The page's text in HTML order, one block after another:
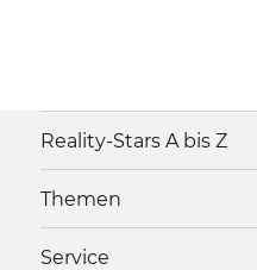
Reality-Stars A bis Z
Themen
Service